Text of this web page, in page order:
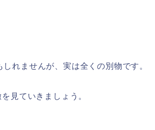
れませんが、実は全くの別物です。
見ていきましょう。